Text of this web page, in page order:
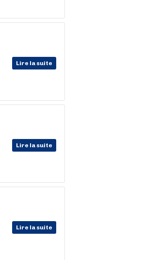
Lire la suite
Lire la suite
Lire la suite